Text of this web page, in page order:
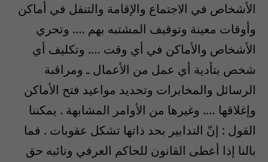
الأشخاص في الاجتماع والإقامة والتنقل في أماكن
وأوقات معينة وتوقيف المشتبه بهم …. وتحري
الأشخاص والأماكن في أي وقت …. وتكليف أي
شخص بتأدية أي عمل من الأعمال ـ ومراقبة
الرسائل والمخابرات وتحديد مواعيد فتح الأماكن
وإغلاقها …. وغيرها من الأوامر المشابهة . يمكننا
القول : إنّ التدابير بحد ذاتها تشكل عقوبات . فما
بالنا إذا أعطى القانون للحاكم العرفي ونائبه حق